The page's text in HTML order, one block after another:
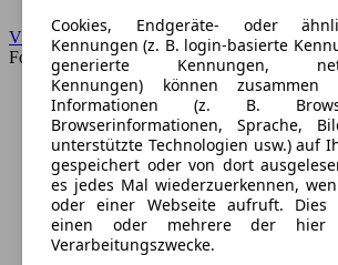
VW
Forum
Cookies, Endgeräte- oder
Kennungen (z. B. login-basierte
generierte Kennungen,
Kennungen) können
Informationen (z. B.
Browserinformationen, Sprache,
unterstützte Technologien usw.) auf
gespeichert oder von dort
es jedes Mal wiederzuerkennen,
oder einer Webseite aufruft. Dies
einen oder mehrere der hier
Verarbeitungszwecke.